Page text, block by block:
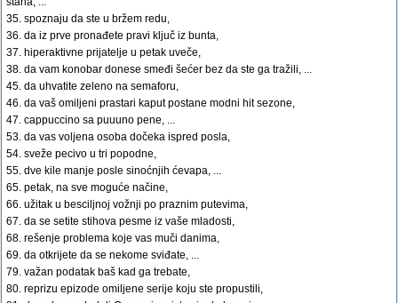
35. spoznaju da ste u bržem redu,
36. da iz prve pronađete pravi ključ iz bunta,
37. hiperaktivne prijatelje u petak uveče,
38. da vam konobar donese smeđi šećer bez da ste ga tražili, ...
45. da uhvatite zeleno na semaforu,
46. da vaš omiljeni prastari kaput postane modni hit sezone,
47. cappuccino sa puuuno pene, ...
53. da vas voljena osoba dočeka ispred posla,
54. sveže pecivo u tri popodne,
55. dve kile manje posle sinoćnjih ćevapa, ...
65. petak, na sve moguće načine,
66. užitak u besciljnoj vožnji po praznim putevima,
67. da se setite stihova pesme iz vaše mladosti,
68. rešenje problema koje vas muči danima,
69. da otkrijete da se nekome sviđate, ...
79. važan podatak baš kad ga trebate,
80. reprizu epizode omiljene serije koju ste propustili,